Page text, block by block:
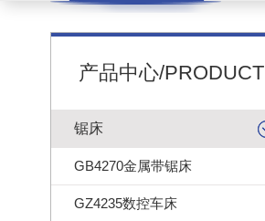
产品中心/PRODUCT
锯床
GB4270金属带锯床
GZ4235数控车床